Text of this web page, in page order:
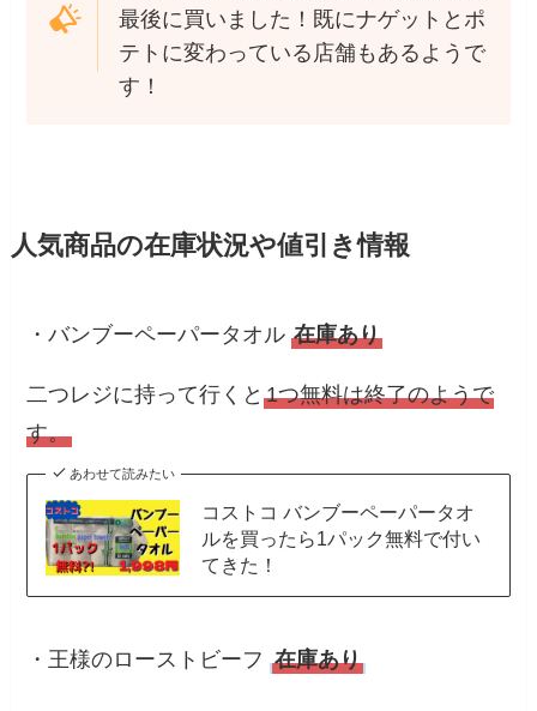
最後に買いました！既にナゲットとポ
テトに変わっている店舗もあるようで
す！
人気商品の在庫状況や値引き情報
・バンブーペーパータオル在庫あり
二つレジに持って行くと1つ無料は終了のようで
す。
あわせて読みたい
コストコ バンブーペーパータオ
ルを買ったら1パック無料で付い
てきた！
・王様のローストビーフ 在庫あり